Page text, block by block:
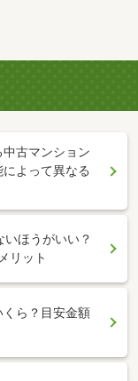
古マンション
よって異なる
ほうがいい？
リット
ら？目安金額